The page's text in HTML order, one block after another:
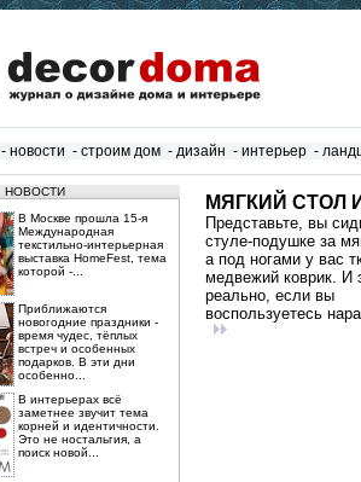
- новости - строим дом - дизайн - интерьер -
НОВОСТИ
В Москве прошла 15‑я
Международная
текстильно‑интерьерная
выставка HomeFest, тема
которой -...
Приближаются
новогодние праздники -
время чудес, тёплых
встреч и особенных
подарков. В эти дни
особенно...
В интерьерах всё
заметнее звучит тема
корней и идентичности.
Это не ностальгия, а
поиск новой...
МЯГКИЙ СТОЛ
Представьте, вы
стуле-подушке за
а под ногами у вас
медвежий коврик. И
реально, если вы
воспользуетесь